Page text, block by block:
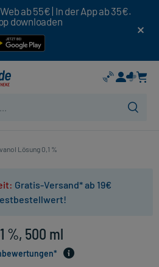
ab 55€ | In der App ab 35€.
downloaden
Lösung 0,1 %
Gratis-Versand* ab 19€
%, 500 ml